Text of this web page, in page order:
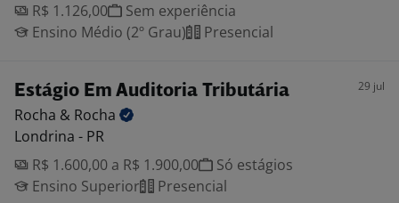
R$ 1.126,00
Sem experiência
Ensino Médio (2º Grau)
Presencial
Estágio Em Auditoria Tributária 29 jul
Rocha & Rocha
Londrina - PR
R$ 1.600,00 a R$ 1.900,00
Só estágios
Ensino Superior
Presencial